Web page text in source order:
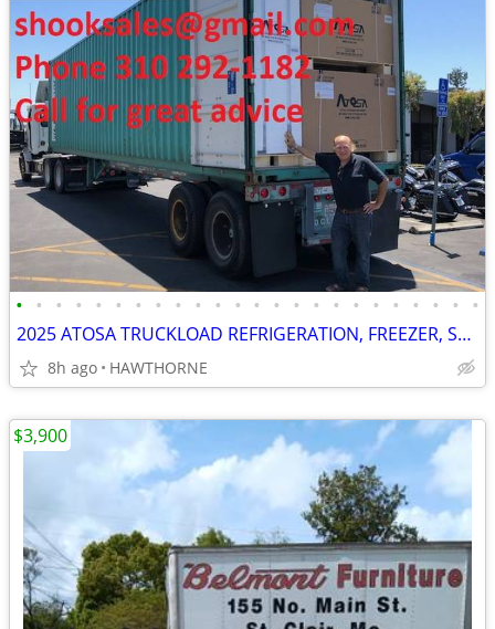
• • • • • • • • • • • • • • • • • • • • • • • •
2025 ATOSA TRUCKLOAD REFRIGERATION, FREEZER, STOVES AND MORE
8h ago HAWTHORNE
$3,900